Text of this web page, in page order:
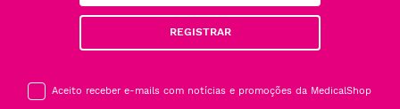
REGISTRAR
Aceito receber e-mails com notícias e promoções da MedicalShop